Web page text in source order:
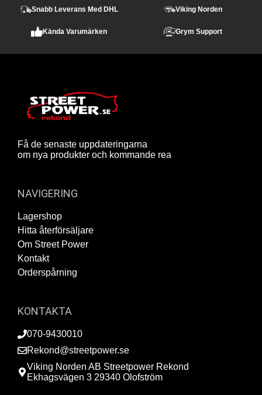
Snabb Leverans Med DHL Viking Norden
Kända Varumärken Grym Support
Få de senaste uppdateringarna
om nya produkter och kommande rea
NAVIGERING
Lagershop
Hitta återförsäljare
Om Street Power
Kontakt
Orderspårning
KONTAKTA
070-9430010
Rekond@streetpower.se
Viking Norden AB Streetpower Rekond
Ekhagsvägen 3 29340 Olofström